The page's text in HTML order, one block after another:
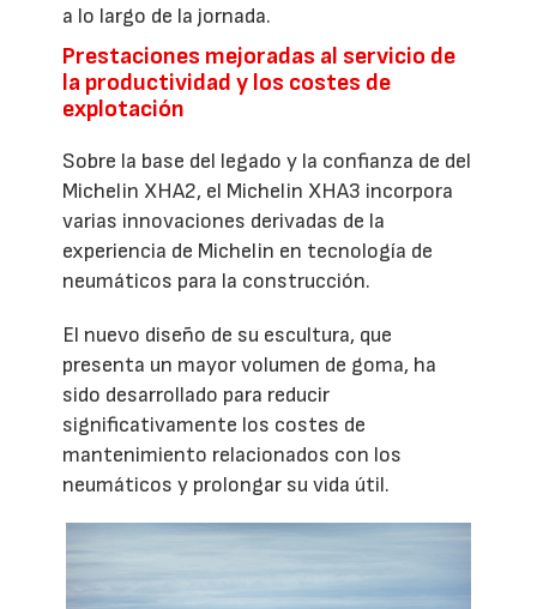
a lo largo de la jornada.
Prestaciones mejoradas al servicio de
la productividad y los costes de
explotación
Sobre la base del legado y la confianza de del
Michelin XHA2, el Michelin XHA3 incorpora
varias innovaciones derivadas de la
experiencia de Michelin en tecnología de
neumáticos para la construcción.
El nuevo diseño de su escultura, que
presenta un mayor volumen de goma, ha
sido desarrollado para reducir
significativamente los costes de
mantenimiento relacionados con los
neumáticos y prolongar su vida útil.